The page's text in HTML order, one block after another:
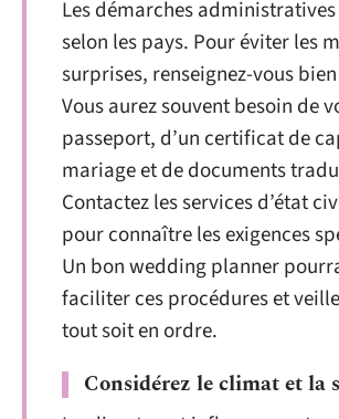
Les démarches
selon les pays. Pour éviter les
surprises, renseignez-vous bien
Vous aurez souvent besoin de
passeport, d’un certificat de
mariage et de documents
Contactez les services d’état
pour connaître les exigences
Un bon wedding planner
faciliter ces procédures et
tout soit en ordre.
Considérez le climat et la